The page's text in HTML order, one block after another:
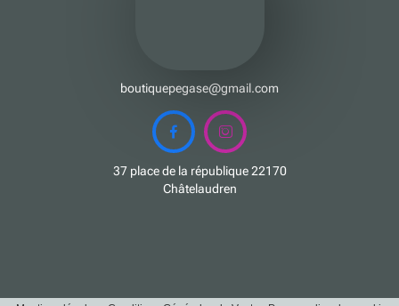
boutiquepegase@gmail.com
 
37 place de la république 22170
Châtelaudren